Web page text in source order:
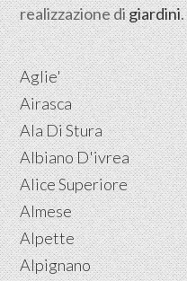
realizzazione digiardini.
Aglie'
Airasca
Ala Di Stura
Albiano D'ivrea
Alice Superiore
Almese
Alpette
Alpignano